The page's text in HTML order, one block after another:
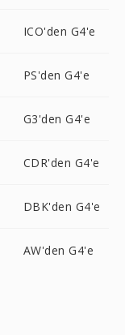
ICO'den G4'e
PS'den G4'e
G3'den G4'e
CDR'den G4'e
DBK'den G4'e
AW'den G4'e